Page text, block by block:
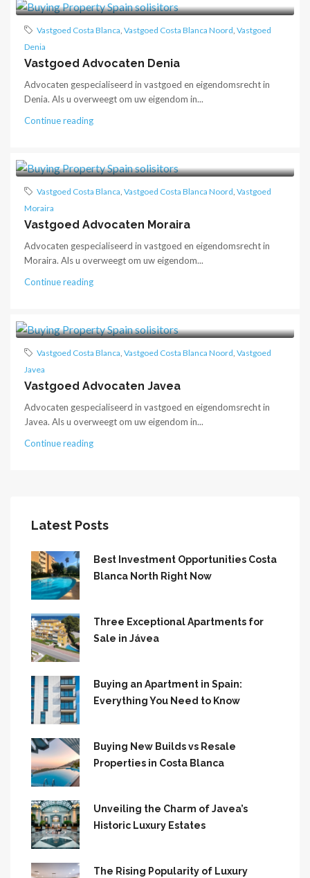
Vastgoed Costa Blanca Vastgoed Costa Blanca Noord Vastgoed
Denia
Vastgoed Advocaten Denia
Advocaten gespecialiseerd in vastgoed en eigendomsrecht in
Denia. Als u overweegt om uw eigendom in...
Continue reading
Vastgoed Costa Blanca Vastgoed Costa Blanca Noord Vastgoed
Moraira
Vastgoed Advocaten Moraira
Advocaten gespecialiseerd in vastgoed en eigendomsrecht in
Moraira. Als u overweegt om uw eigendom...
Continue reading
Vastgoed Costa Blanca Vastgoed Costa Blanca Noord Vastgoed
Javea
Vastgoed Advocaten Javea
Advocaten gespecialiseerd in vastgoed en eigendomsrecht in
Javea. Als u overweegt om uw eigendom in...
Continue reading
Latest Posts
Best Investment Opportunities Costa
Blanca North Right Now
Three Exceptional Apartments for
Sale in Jávea
Buying an Apartment in Spain:
Everything You Need to Know
Buying New Builds vs Resale
Properties in Costa Blanca
Unveiling the Charm of Javea’s
Historic Luxury Estates
The Rising Popularity of Luxury